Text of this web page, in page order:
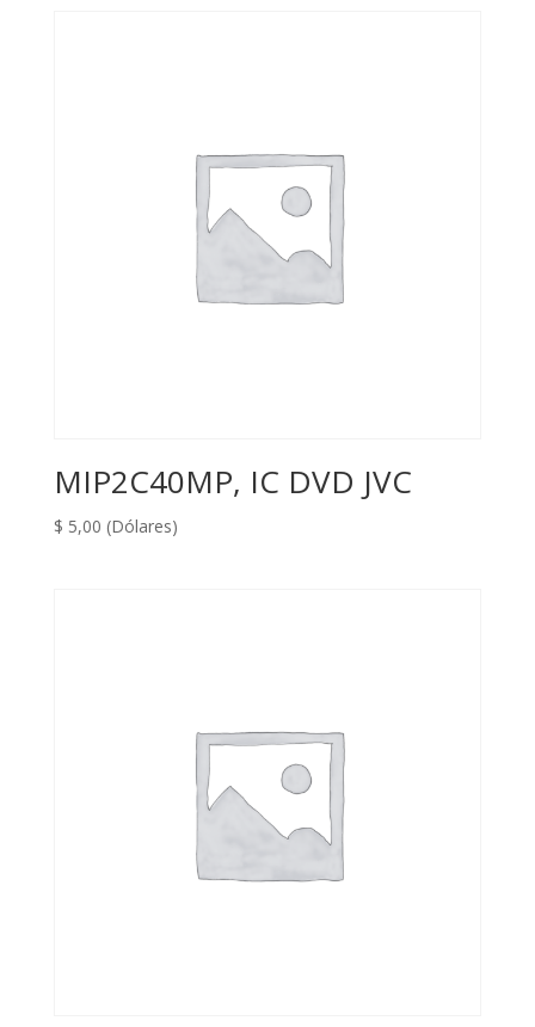
MIP2C40MP, IC DVD JVC
$ 5,00 (Dólares)